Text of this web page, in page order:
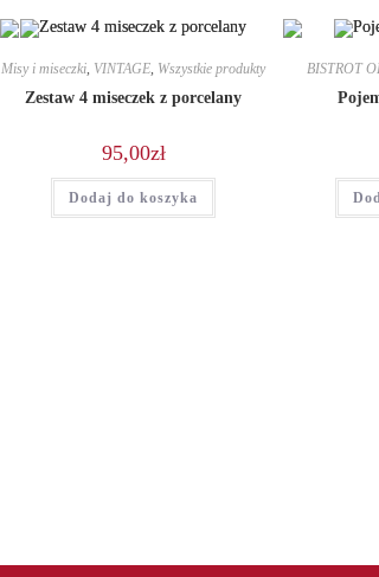
Misy i miseczki, VINTAGE, Wszystkie produkty
Zestaw 4 miseczek z porcelany
95,00zł
Dodaj do koszyka
BISTROT